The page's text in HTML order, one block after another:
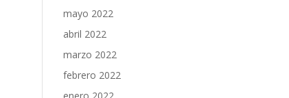
mayo 2022
abril 2022
marzo 2022
febrero 2022